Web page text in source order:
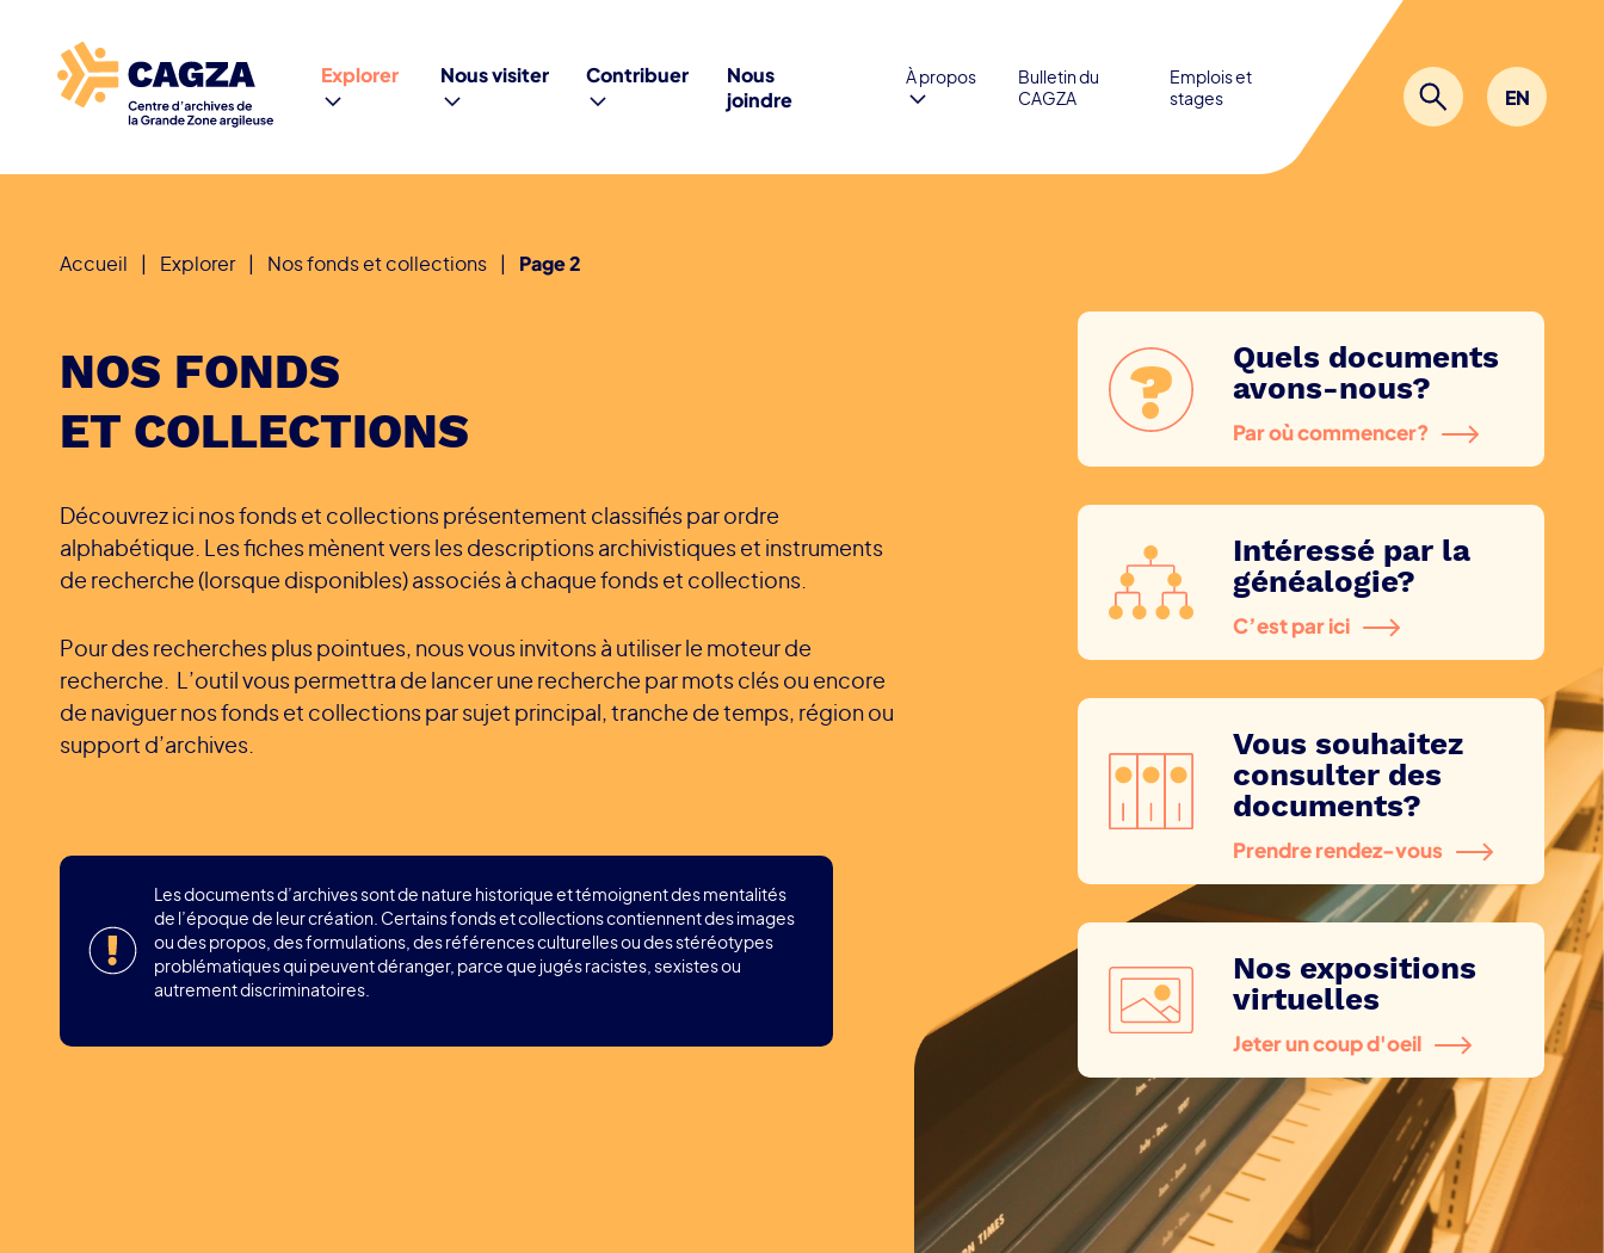
Explorer Nous visiter Contribuer
Nous
joindre
À propos
Bulletin du
CAGZA
Emplois et
stages
EN
Accueil | Explorer | Nos fonds et collections | Page 2
NOS FONDS
ET COLLECTIONS
Découvrez ici nos fonds et collections présentement classifiés par ordre
alphabétique. Les fiches mènent vers les descriptions archivistiques et instruments
de recherche (lorsque disponibles) associés à chaque fonds et collections.
Pour des recherches plus pointues, nous vous invitons à utiliser le moteur de
recherche. L’outil vous permettra de lancer une recherche par mots clés ou encore
de naviguer nos fonds et collections par sujet principal, tranche de temps, région ou
support d’archives.
Les documents d’archives sont de nature historique et témoignent des mentalités
de l’époque de leur création. Certains fonds et collections contiennent des images
ou des propos, des formulations, des références culturelles ou des stéréotypes
problématiques qui peuvent déranger, parce que jugés racistes, sexistes ou
autrement discriminatoires.
Quels documents
avons-nous?
Par où commencer?
Intéressé par la
généalogie?
C’est par ici
Vous souhaitez
consulter des
documents?
Prendre rendez-vous
Nos expositions
virtuelles
Jeter un coup d'oeil